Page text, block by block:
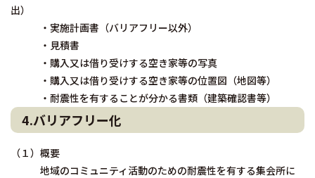
出）
・実施計画書（バリアフリー以外）
・見積書
・購入又は借り受けする空き家等の写真
・購入又は借り受けする空き家等の位置図（地図等）
・耐震性を有することが分かる書類（建築確認書等）
4.バリアフリー化
（１）概要
地域のコミュニティ活動のための耐震性を有する集会所に